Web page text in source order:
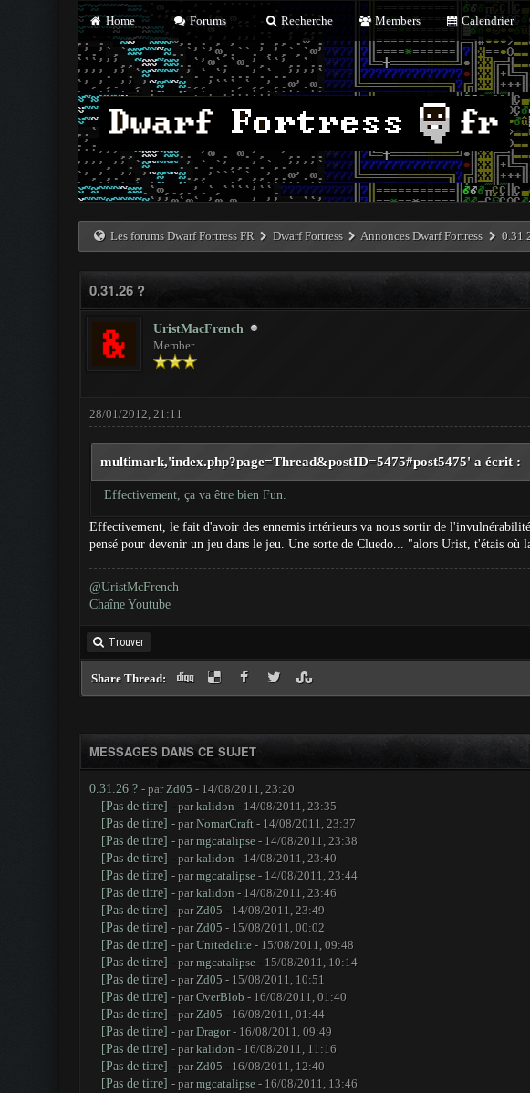
Home Forums Recherche Members Calendrier
Les forums Dwarf Fortress FR Dwarf Fortress Annonces Dwarf Fortress
0.31.26 ?
UristMacFrench
Member
28/01/2012, 21:11
multimark,'index.php?page=Thread&postID=5475#post5475' a écrit :
Effectivement, ça va être bien Fun.
Effectivement, le fait d'avoir des ennemis intérieurs va nous sortir de l'invulnérabilité
pensé pour devenir un jeu dans le jeu. Une sorte de Cluedo... "alors Urist, t'étais
@UristMcFrench
Chaîne Youtube
Trouver
Share Thread:
MESSAGES DANS CE SUJET
0.31.26 ? - parZd05 - 14/08/2011, 23:20
[Pas de titre] - parkalidon - 14/08/2011, 23:35
[Pas de titre] - parNomarCraft- 14/08/2011, 23:37
[Pas de titre] - parmgcatalipse- 14/08/2011, 23:38
[Pas de titre] - parkalidon - 14/08/2011, 23:40
[Pas de titre] - parmgcatalipse- 14/08/2011, 23:44
[Pas de titre] - parkalidon - 14/08/2011, 23:46
[Pas de titre] - parZd05 - 14/08/2011, 23:49
[Pas de titre] - parZd05 - 15/08/2011, 00:02
[Pas de titre] - parUnitedelite- 15/08/2011, 09:48
[Pas de titre] - parmgcatalipse- 15/08/2011, 10:14
[Pas de titre] - parZd05 - 15/08/2011, 10:51
[Pas de titre] - parOverBlob - 16/08/2011, 01:40
[Pas de titre] - parZd05 - 16/08/2011, 01:44
[Pas de titre] - parDragor- 16/08/2011, 09:49
[Pas de titre] - parkalidon - 16/08/2011, 11:16
[Pas de titre] - parZd05 - 16/08/2011, 12:40
[Pas de titre] - parmgcatalipse- 16/08/2011, 13:46